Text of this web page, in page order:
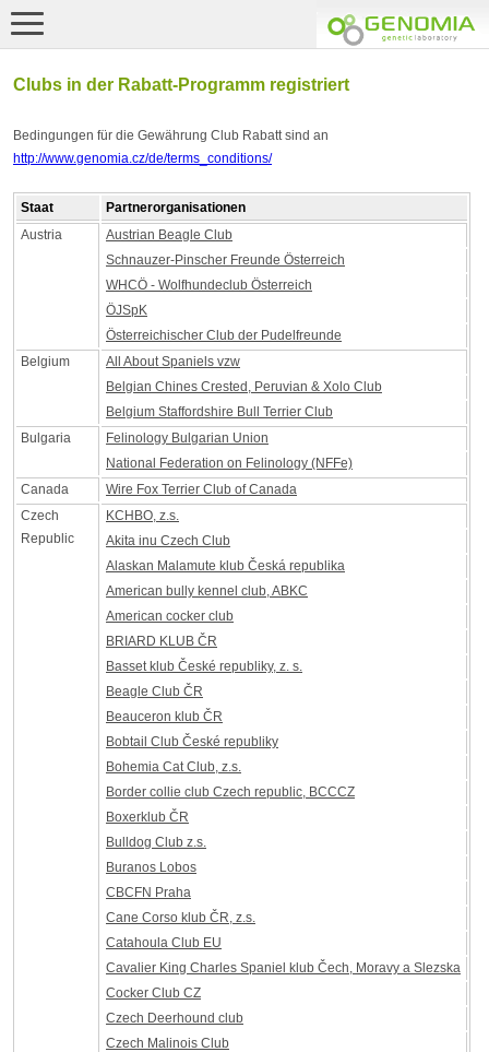
Clubs in der Rabatt-Programm registriert
Bedingungen für die Gewährung Club Rabatt sind an
http://www.genomia.cz/de/terms_conditions/
Staat
Partnerorganisationen
Austria
Austrian Beagle Club
Schnauzer-Pinscher Freunde Österreich
WHCÖ - Wolfhundeclub Österreich
ÖJSpK
Österreichischer Club der Pudelfreunde
Belgium
All About Spaniels vzw
Belgian Chines Crested, Peruvian & Xolo Club
Belgium Staffordshire Bull Terrier Club
Bulgaria
Felinology Bulgarian Union
National Federation on Felinology (NFFe)
Canada
Wire Fox Terrier Club of Canada
Czech
Republic
KCHBO, z.s.
Akita inu Czech Club
Alaskan Malamute klub Česká republika
American bully kennel club, ABKC
American cocker club
BRIARD KLUB ČR
Basset klub České republiky, z. s.
Beagle Club ČR
Beauceron klub ČR
Bobtail Club České republiky
Bohemia Cat Club, z.s.
Border collie club Czech republic, BCCCZ
Boxerklub ČR
Bulldog Club z.s.
Buranos Lobos
CBCFN Praha
Cane Corso klub ČR, z.s.
Catahoula Club EU
Cavalier King Charles Spaniel klub Čech, Moravy a Slezska
Cocker Club CZ
Czech Deerhound club
Czech Malinois Club